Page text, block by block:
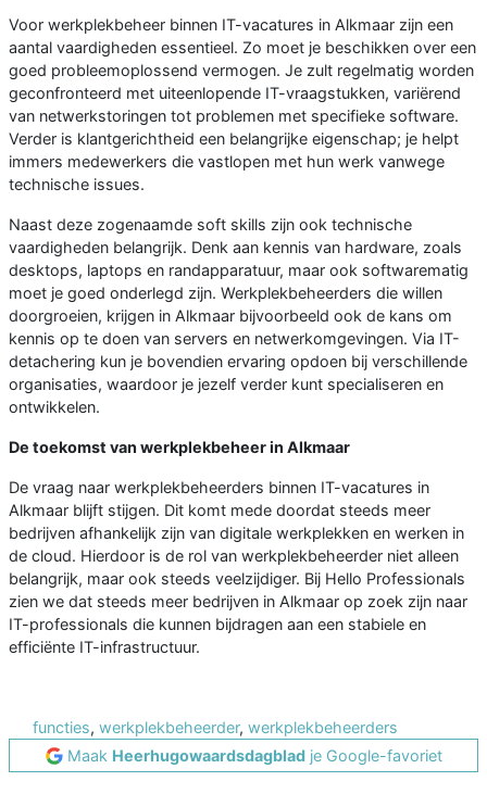
Voor werkplekbeheer binnen IT-vacatures in Alkmaar zijn een
aantal vaardigheden essentieel. Zo moet je beschikken over een
goed probleemoplossend vermogen. Je zult regelmatig worden
geconfronteerd met uiteenlopende IT-vraagstukken, variërend
van netwerkstoringen tot problemen met specifieke software.
Verder is klantgerichtheid een belangrijke eigenschap; je helpt
immers medewerkers die vastlopen met hun werk vanwege
technische issues.
Naast deze zogenaamde soft skills zijn ook technische
vaardigheden belangrijk. Denk aan kennis van hardware, zoals
desktops, laptops en randapparatuur, maar ook softwarematig
moet je goed onderlegd zijn. Werkplekbeheerders die willen
doorgroeien, krijgen in Alkmaar bijvoorbeeld ook de kans om
kennis op te doen van servers en netwerkomgevingen. Via IT-
detachering kun je bovendien ervaring opdoen bij verschillende
organisaties, waardoor je jezelf verder kunt specialiseren en
ontwikkelen.
De toekomst van werkplekbeheer in Alkmaar
De vraag naar werkplekbeheerders binnen IT-vacatures in
Alkmaar blijft stijgen. Dit komt mede doordat steeds meer
bedrijven afhankelijk zijn van digitale werkplekken en werken in
de cloud. Hierdoor is de rol van werkplekbeheerder niet alleen
belangrijk, maar ook steeds veelzijdiger. Bij Hello Professionals
zien we dat steeds meer bedrijven in Alkmaar op zoek zijn naar
IT-professionals die kunnen bijdragen aan een stabiele en
efficiënte IT-infrastructuur.
functies, werkplekbeheerder, werkplekbeheerders
Maak Heerhugowaardsdagbladje Google-favoriet